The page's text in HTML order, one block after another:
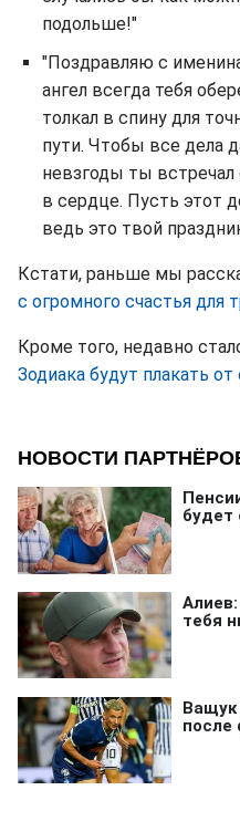
подольше!"
"Поздравляю с
ангел всегда тебя
толкал в спину для
пути. Чтобы все дела
невзгоды ты
в сердце. Пусть этот
ведь это твой
Кстати, раньше мы
с огромного счастья для
Кроме того, недавно
Зодиака будут плакать